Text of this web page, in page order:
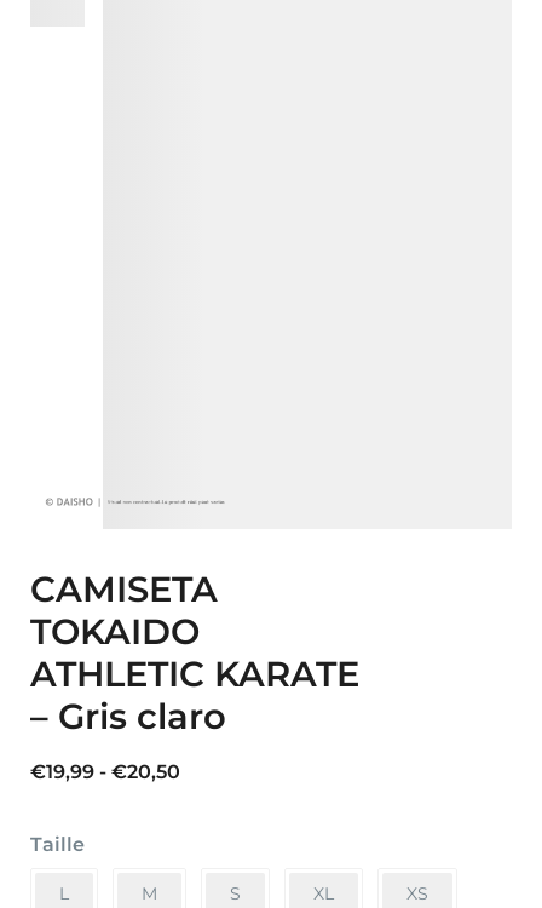
CAMISETA
TOKAIDO
ATHLETIC KARATE
– Gris claro
€19,99 - €20,50
€19,99
Taille
L M S XL XS